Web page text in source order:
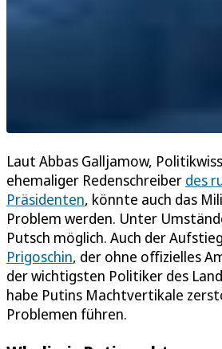
Laut Abbas Galljamow,
ehemaliger Redenschreiber des
Präsidenten, könnte auch das
Problem werden. Unter
Putsch möglich. Auch der
Prigoschin, der ohne offizielles
der wichtigsten Politiker des
habe Putins Machtvertikale
Problemen führen.